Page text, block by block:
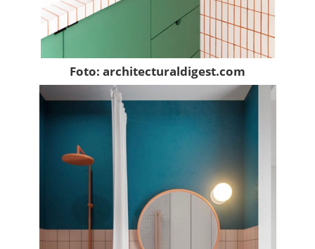
Foto: architecturaldigest.com